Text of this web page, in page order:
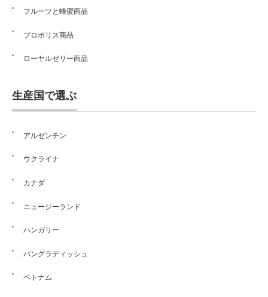
フルーツと蜂蜜商品
プロポリス商品
ローヤルゼリー商品
生産国で選ぶ
アルゼンチン
ウクライナ
カナダ
ニュージーランド
ハンガリー
バングラディッシュ
ベトナム